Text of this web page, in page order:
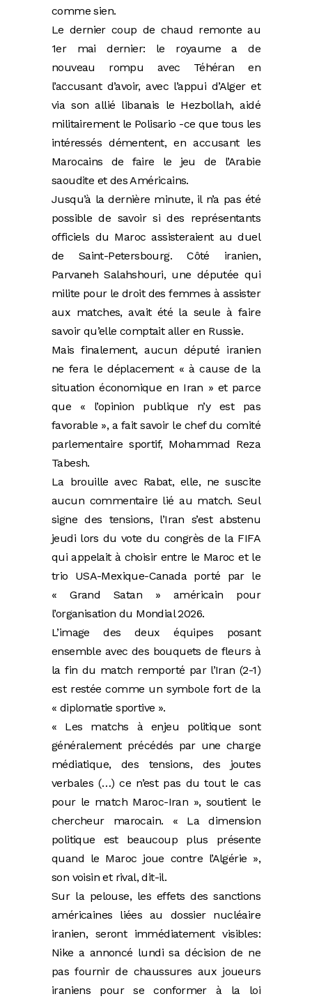
comme sien.
Le dernier coup de chaud remonte au
1er mai dernier: le royaume a de
nouveau rompu avec Téhéran en
l’accusant d’avoir, avec l’appui d’Alger et
via son allié libanais le Hezbollah, aidé
militairement le Polisario -ce que tous les
intéressés démentent, en accusant les
Marocains de faire le jeu de l’Arabie
saoudite et des Américains.
Jusqu’à la dernière minute, il n’a pas été
possible de savoir si des représentants
officiels du Maroc assisteraient au duel
de Saint-Petersbourg. Côté iranien,
Parvaneh Salahshouri, une députée qui
milite pour le droit des femmes à assister
aux matches, avait été la seule à faire
savoir qu’elle comptait aller en Russie.
Mais finalement, aucun député iranien
ne fera le déplacement « à cause de la
situation économique en Iran » et parce
que « l’opinion publique n’y est pas
favorable », a fait savoir le chef du comité
parlementaire sportif, Mohammad Reza
Tabesh.
La brouille avec Rabat, elle, ne suscite
aucun commentaire lié au match. Seul
signe des tensions, l’Iran s’est abstenu
jeudi lors du vote du congrès de la FIFA
qui appelait à choisir entre le Maroc et le
trio USA-Mexique-Canada porté par le
« Grand Satan » américain pour
l’organisation du Mondial 2026.
L’image des deux équipes posant
ensemble avec des bouquets de fleurs à
la fin du match remporté par l’Iran (2-1)
est restée comme un symbole fort de la
« diplomatie sportive ».
« Les matchs à enjeu politique sont
généralement précédés par une charge
médiatique, des tensions, des joutes
verbales (…) ce n’est pas du tout le cas
pour le match Maroc-Iran », soutient le
chercheur marocain. « La dimension
politique est beaucoup plus présente
quand le Maroc joue contre l’Algérie »,
son voisin et rival, dit-il.
Sur la pelouse, les effets des sanctions
américaines liées au dossier nucléaire
iranien, seront immédiatement visibles:
Nike a annoncé lundi sa décision de ne
pas fournir de chaussures aux joueurs
iraniens pour se conformer à la loi